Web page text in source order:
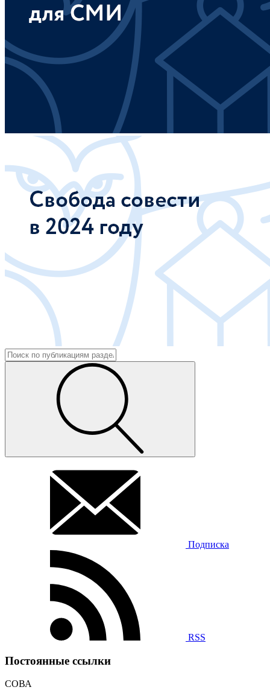
Подписка
RSS
Постоянные ссылки
СОВА